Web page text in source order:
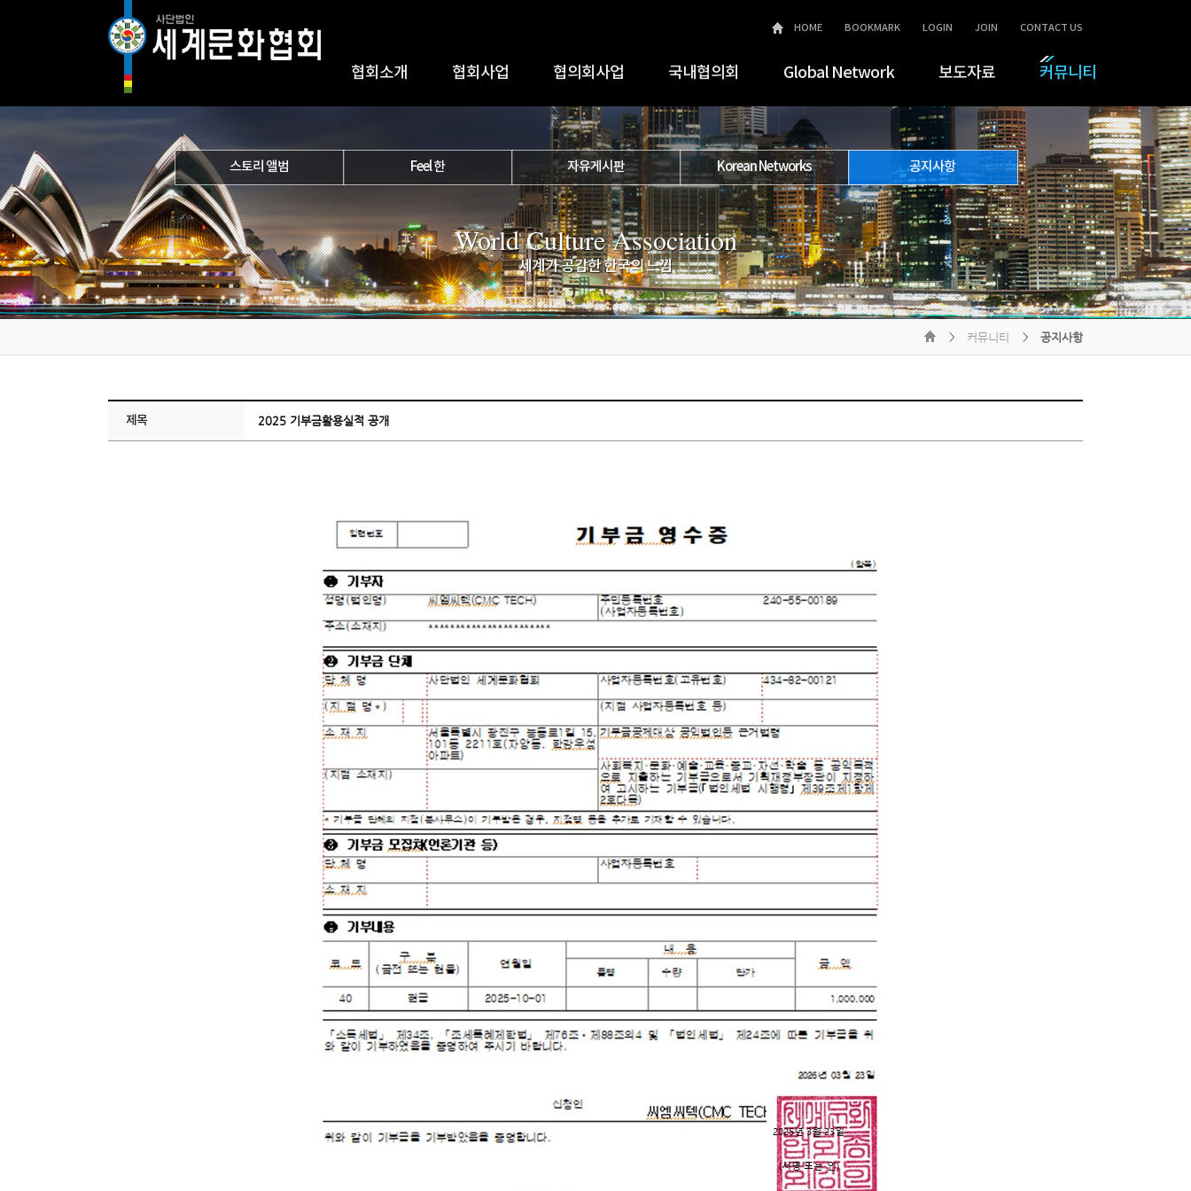
HOME BOOKMARK LOGIN JOIN CONTACT US
협회소개 협회사업 협의회사업 국내협의회 Global Network 보도자료 커뮤니티
스토리 앨범 Feel 한 자유게시판 Korean Networks 공지사항
World Culture Association
세계가 공감한 한국의 느낌
커뮤니티 공지사항
제목 2025 기부금활용실적 공개